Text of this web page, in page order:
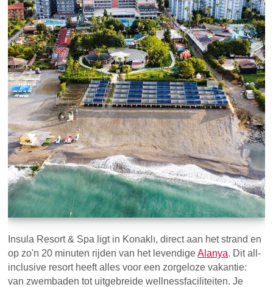
Insula Resort & Spa ligt in Konaklı, direct aan het strand en
op zo'n 20 minuten rijden van het levendigeAlanya. Dit all-
inclusive resort heeft alles voor een zorgeloze vakantie:
van zwembaden tot uitgebreide wellnessfaciliteiten. Je